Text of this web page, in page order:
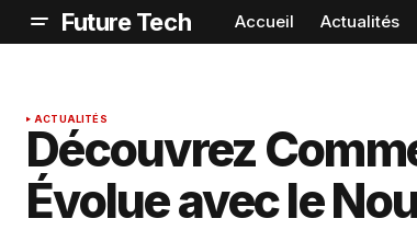
Future Tech Accueil Actualités
ACTUALITÉS
Découvrez
Évolue avec le